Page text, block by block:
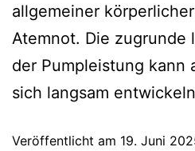
allgemeiner
Atemnot. Die zugrunde
der Pumpleistung kann
sich langsam
Veröffentlicht am 19. Juni